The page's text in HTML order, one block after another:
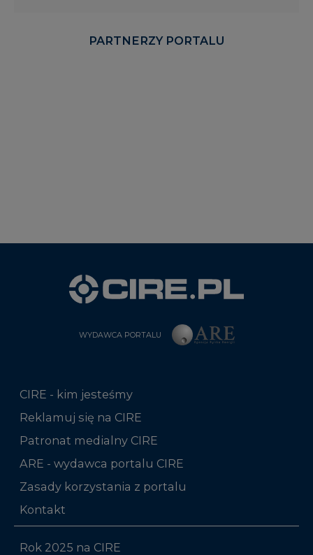
PARTNERZY PORTALU
WYDAWCA PORTALU
CIRE - kim jesteśmy
Reklamuj się na CIRE
Patronat medialny CIRE
ARE - wydawca portalu CIRE
Zasady korzystania z portalu
Kontakt
Rok 2025 na CIRE